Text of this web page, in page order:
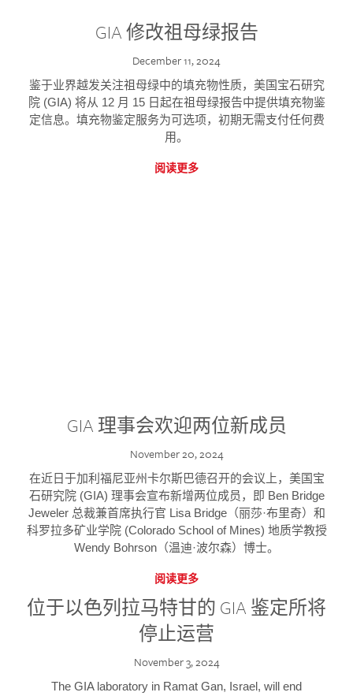
GIA 修改祖母绿报告
December 11, 2024
鉴于业界越发关注祖母绿中的填充物性质，美国宝石研究
院 (GIA) 将从 12 月 15 日起在祖母绿报告中提供填充物鉴
定信息。填充物鉴定服务为可选项，初期无需支付任何费
用。
阅读更多
GIA 理事会欢迎两位新成员
November 20, 2024
在近日于加利福尼亚州卡尔斯巴德召开的会议上，美国宝
石研究院 (GIA) 理事会宣布新增两位成员，即 Ben Bridge
Jeweler 总裁兼首席执行官 Lisa Bridge（丽莎·布里奇）和
科罗拉多矿业学院 (Colorado School of Mines) 地质学教授
Wendy Bohrson（温迪·波尔森）博士。
阅读更多
位于以色列拉马特甘的 GIA 鉴定所将
停止运营
November 3, 2024
The GIA laboratory in Ramat Gan, Israel, will end